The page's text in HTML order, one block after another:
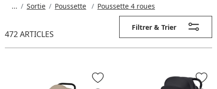
... Sortie Poussette Poussette 4 roues
472 ARTICLES
Filtrer & Trier